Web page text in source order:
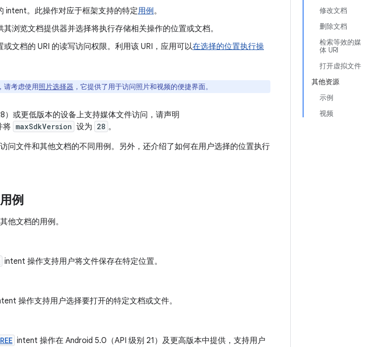
修改文档
删除文档
检索等效的媒
体 URI
打开虚拟文件
其他资源
示例
视频
intent。此操作对应于框架支持的特定用例。
浏览文档提供器并选择将执行存储相关操作的位置或文档。
文档的 URI 的读写访问权限。利用该 URI，应用可以在选择的位置执行操
请考虑使用照片选择器 ，它提供了用于访问照片和视频的便捷界面。
）或更低版本的设备上支持媒体文件访问，请声明
将 maxSdkVersion 设为 28 。
问文件和其他文档的不同用例。另外，还介绍了如何在用户选择的位置执行
例
他文档的用例。
intent 操作支持用户将文件保存在特定位置。
操作支持用户选择要打开的特定文档或文件。
intent 操作在 Android 5.0（API 级别 21）及更高版本中提供，支持用户